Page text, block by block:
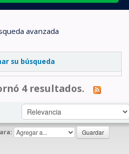
avanzada
su búsqueda
4 resultados.